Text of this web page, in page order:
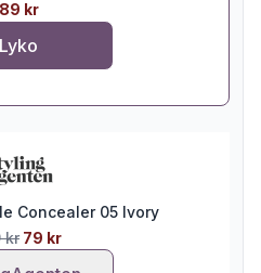
89 kr
Lyko
Concealer 05 Ivory
kr 79 kr